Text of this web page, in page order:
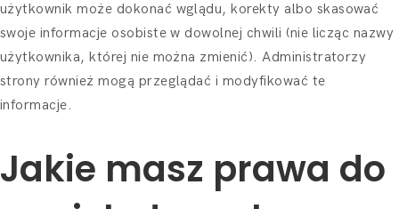
użytkownik może dokonać wglądu, korekty albo skasować
swoje informacje osobiste w dowolnej chwili (nie licząc nazwy
użytkownika, której nie można zmienić). Administratorzy
strony również mogą przeglądać i modyfikować te
informacje.
Jakie masz prawa do